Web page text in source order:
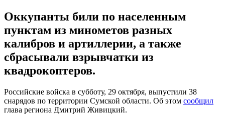
Оккупанты били по населенным
пунктам из минометов разных
калибров и артиллерии, а также
сбрасывали взрывчатки из
квадрокоптеров.
Российские войска в субботу, 29 октября, выпустили 38
снарядов по территории Сумской области. Об этом сообщил
глава региона Дмитрий Живицкий.